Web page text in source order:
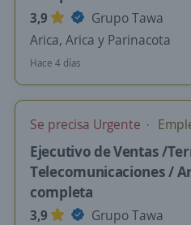
3,9
Grupo Tawa
Arica, Arica y Parinacota
Hace 4 días
Se precisa Urgente
Ejecutivo de Ventas /
Telecomunicaciones /
completa
3,9
Grupo Tawa